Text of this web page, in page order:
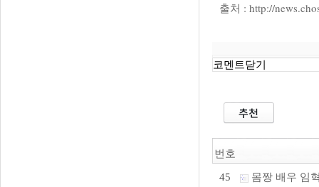
출처 : http://
코멘트닫기
번호
45 몸짱 배우 임